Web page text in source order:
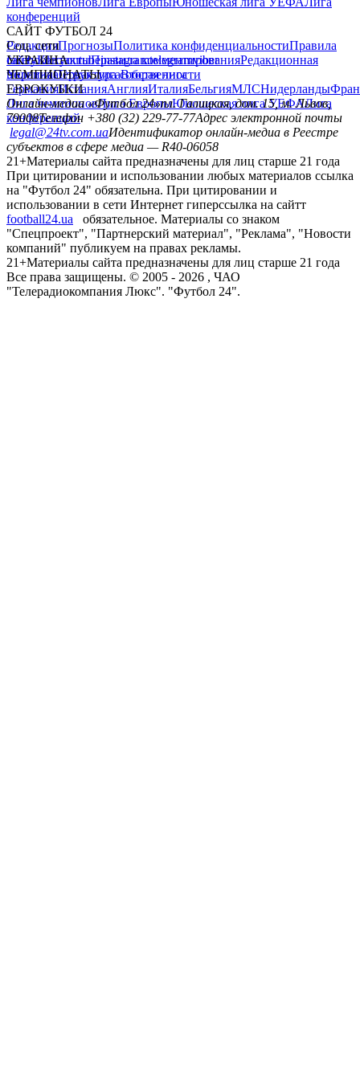
конференций
САЙТ ФУТБОЛ 24
РедакцияПрогнозыПолитика конфиденциальностиПравила
сайтуКонтактыПравила комментированияРедакционная
политикаСтруктура собственности
Соц. сети
facebookxyoutubeinstagramtelegramviber
УКРАИНА
УкраинаПервая лигаВторая лига
ЧЕМПИОНАТЫ
ГерманияИспанияАнглияИталияБельгияМЛСНидерланды
ЕВРОКУБКИ
Лига чемпионовЛига ЕвропыЮношеская лига УЕФАЛига
конференций
Онлайн-медиа «Футбол 24»пл. Галицкая, дом. 15, м. Львов,
79008Телефон +380 (32) 229-77-77Адрес электронной почты
legal@24tv.com.uaИдентификатор онлайн-медиа в Реестре
субъектов в сфере медиа — R40-06058
21+Материалы сайта предназначены для лиц старше 21 года
При цитировании и использовании любых материалов ссылка
на "Футбол 24" обязательна. При цитировании и
использовании в сети Интернет гиперссылка на сайтт
football24.ua
обязательное. Материалы со знаком
"Спецпроект", "Партнерский материал", "Реклама", "Новости
компаний" публикуем на правах рекламы.
21+Материалы сайта предназначены для лиц старше 21 года
Все права защищены. © 2005 - 2026 , ЧАО
"Телерадиокомпания Люкс". "Футбол 24".